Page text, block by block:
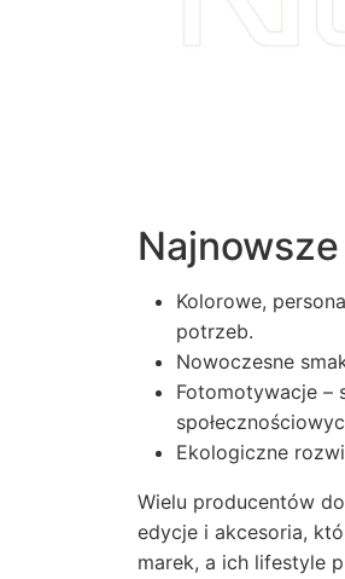
Kolorowe,
potrzeb.
Nowoczesne
Fotomotywacje –
Ekologiczne
Wielu producentów
edycje i akcesoria,
marek, a ich lifestyle